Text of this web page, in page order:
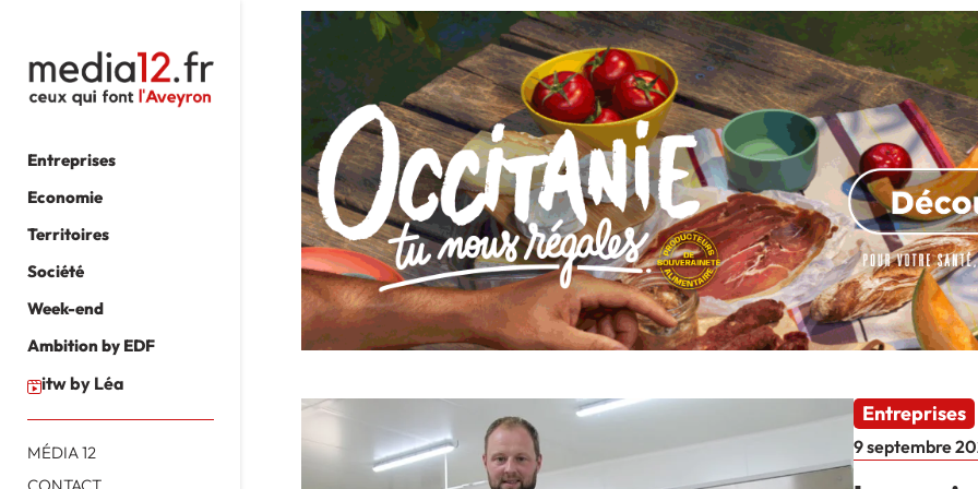
Entreprises
Economie
Territoires
Société
Week-end
Ambition by EDF
itw by Léa
MÉDIA 12
Entreprises
9 septembre